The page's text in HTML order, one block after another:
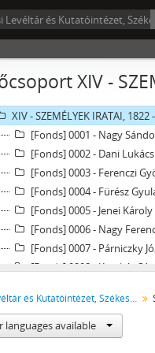
XIV -
VIII - INTÉZETEK,
IX - TESTÜLETEK, 1869 - 1997
X - EGYESÜLETEK,
XI - GAZDASÁGI SZERVEK, 1929
XIII - CSALÁDOK IRATAI, 1715 -
XIV - SZEMÉLYEK IRATAI, 1822
[Fonds] 0001 - Nagy
[Fonds] 0002 - Dani
[Fonds] 0003 - Ferenczi
[Fonds] 0004 - Fürész
[Fonds] 0005 - Jenei
[Fonds] 0006 - Nagy
[Fonds] 0007 - Párniczky
[Fonds] 0008 - Kecskés
[Fonds] 0010 - Tímár
[Fonds] 0011 - Áron-Nagy
[Fonds] 0012 - Dr. Kállay
Városi Levéltár és Kutatóintézet, Székesfehérvár
languages available